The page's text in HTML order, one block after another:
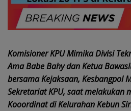
Komisioner KPU Mimika Divisi
Ama Babe Bahy dan Ketua
bersama Kejaksaan, Kesbangpol
Sekretariat KPU, saat melakukan
Kooordinat di Kelurahan Kebun